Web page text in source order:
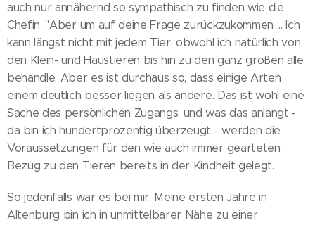
auch nur annähernd so sympathisch zu finden wie die
Chefin. "Aber um auf deine Frage zurückzukommen ... Ich
kann längst nicht mit jedem Tier, obwohl ich natürlich von
den Klein- und Haustieren bis hin zu den ganz großen alle
behandle. Aber es ist durchaus so, dass einige Arten
einem deutlich besser liegen als andere. Das ist wohl eine
Sache des persönlichen Zugangs, und was das anlangt -
da bin ich hundertprozentig überzeugt - werden die
Voraussetzungen für den wie auch immer gearteten
Bezug zu den Tieren bereits in der Kindheit gelegt.
So jedenfalls war es bei mir. Meine ersten Jahre in
Altenburg bin ich in unmittelbarer Nähe zu einer